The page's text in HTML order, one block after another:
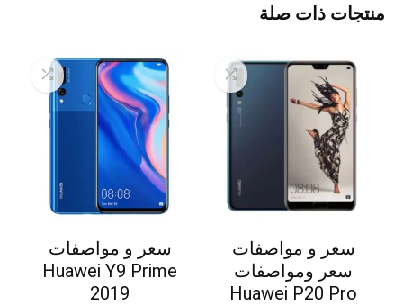
منتجات ذات صلة
سعر و مواصفات
سعر ومواصفات
Huawei P20 Pro
سعر و مواصفات
Huawei Y9 Prime
2019